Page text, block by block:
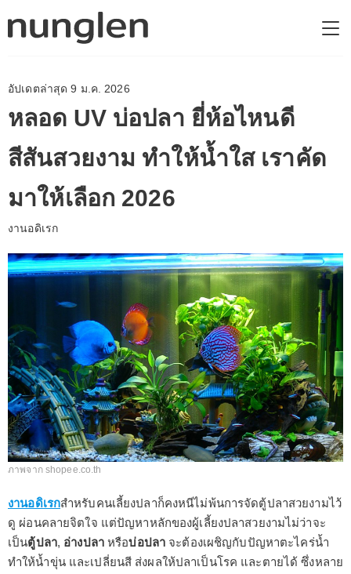
อัปเดตล่าสุด 9 ม.ค. 2026
หลอด UV บ่อปลา ยี่ห้อไหนดี
สีสันสวยงาม ทำให้น้ำใส เราคัด
มาให้เลือก 2026
งานอดิเรก
ภาพจาก shopee.co.th
งานอดิเรกสำหรับคนเลี้ยงปลาก็คงหนีไม่พ้นการจัดตู้ปลาสวยงามไว้
ดู ผ่อนคลายจิตใจ แต่ปัญหาหลักของผู้เลี้ยงปลาสวยงามไม่ว่าจะ
เป็นตู้ปลา, อ่างปลาหรือบ่อปลา จะต้องเผชิญกับปัญหาตะไคร่น้ำ
ทำให้น้ำขุ่น และเปลี่ยนสี ส่งผลให้ปลาเป็นโรค และตายได้ ซึ่งหลาย